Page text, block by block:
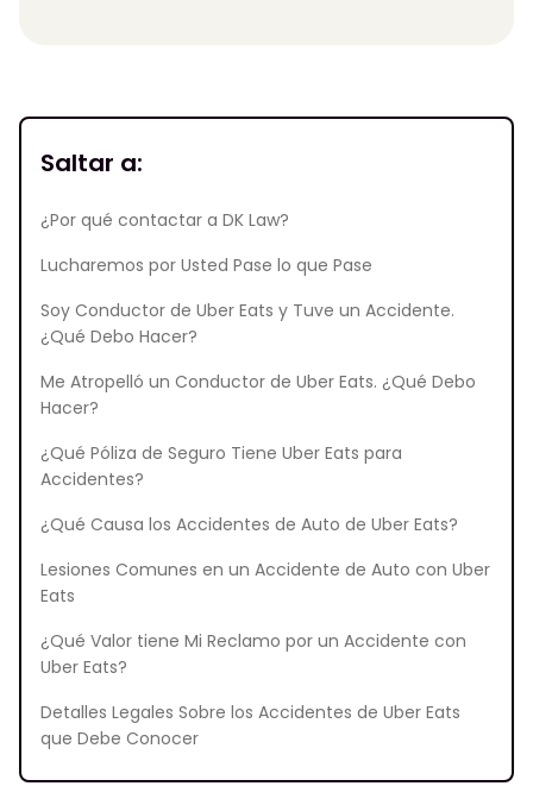
Saltar a:
¿Por qué contactar a DK Law?
Lucharemos por Usted Pase lo que Pase
Soy Conductor de Uber Eats y Tuve un Accidente.
¿Qué Debo Hacer?
Me Atropelló un Conductor de Uber Eats. ¿Qué Debo
Hacer?
¿Qué Póliza de Seguro Tiene Uber Eats para
Accidentes?
¿Qué Causa los Accidentes de Auto de Uber Eats?
Lesiones Comunes en un Accidente de Auto con Uber
Eats
¿Qué Valor tiene Mi Reclamo por un Accidente con
Uber Eats?
Detalles Legales Sobre los Accidentes de Uber Eats
que Debe Conocer